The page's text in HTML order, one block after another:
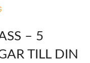
– 5
TILL DIN